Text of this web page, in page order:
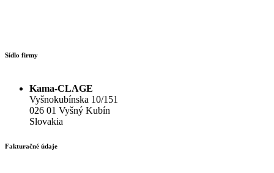
Sídlo firmy
Kama-CLAGE
Vyšnokubínska 10/151
026 01 Vyšný Kubín
Slovakia
Fakturačné údaje